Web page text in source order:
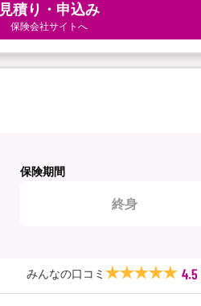
見積り・申込み
保険会社サイトへ
保険期間
終身
みんなの口コミ 4.5